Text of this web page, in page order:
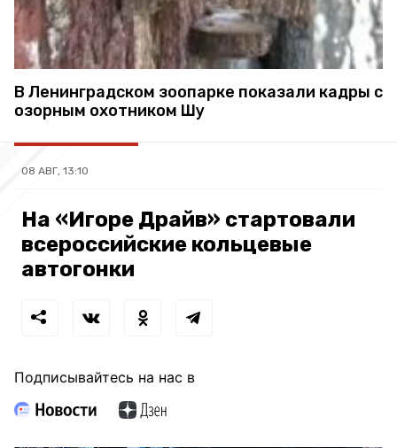
В Ленинградском зоопарке показали кадры с
озорным охотником Шу
08 АВГ, 13:10
На «Игоре Драйв» стартовали
всероссийские кольцевые
автогонки
Подписывайтесь на нас в